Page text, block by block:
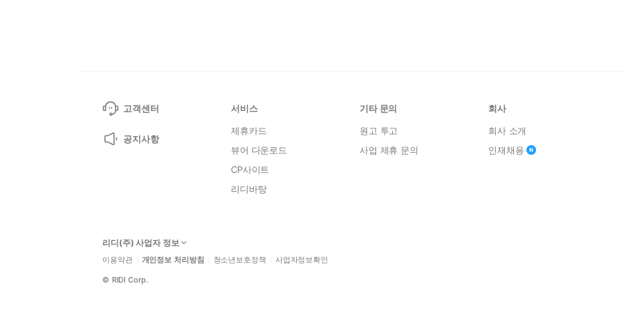
고객센터
공지사항
서비스
제휴카드
뷰어 다운로드
CP사이트
리디바탕
기타 문의
원고 투고
사업 제휴 문의
회사
회사 소개
인재채용
리디(주) 사업자 정보
이용약관 개인정보 처리방침 청소년보호정책 사업자정보확인
© RIDI Corp.